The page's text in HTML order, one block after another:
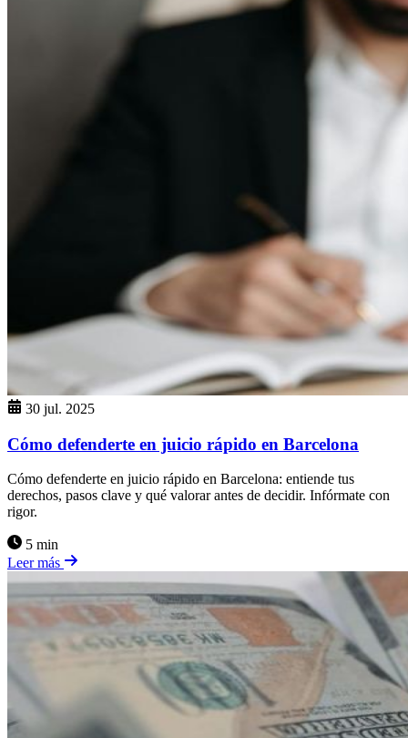
30 jul. 2025
Cómo defenderte en juicio rápido en Barcelona
Cómo defenderte en juicio rápido en Barcelona: entiende tus
derechos, pasos clave y qué valorar antes de decidir. Infórmate con
rigor.
5 min
Leer más